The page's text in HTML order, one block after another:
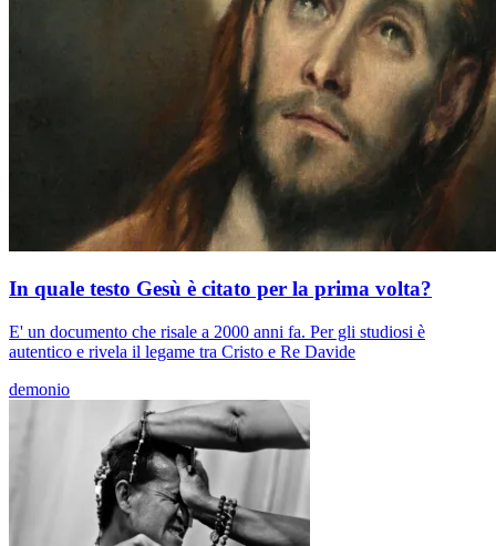
In quale testo Gesù è citato per la prima volta?
E' un documento che risale a 2000 anni fa. Per gli studiosi è
autentico e rivela il legame tra Cristo e Re Davide
demonio